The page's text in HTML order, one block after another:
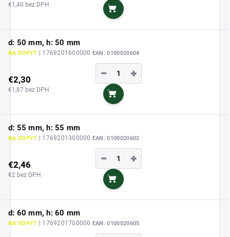
€1,40 bez DPH
Do košíka
d: 50 mm, h: 50 mm
NA DOPYT | 1769201600000 EAN: 0100020604
€2,30
€1,87 bez DPH
+
−
Do košíka
d: 55 mm, h: 55 mm
NA DOPYT | 1769201300000 EAN: 0100020602
€2,46
€2 bez DPH
+
−
Do košíka
d: 60 mm, h: 60 mm
NA DOPYT | 1769201700000 EAN: 0100020605